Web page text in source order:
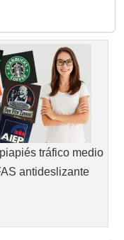
tráfico medio
antideslizante